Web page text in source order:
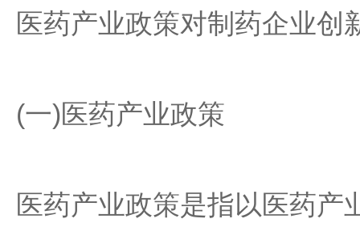
医药产业政策对制药企业创
(一)医药产业政策
医药产业政策是指以医药产